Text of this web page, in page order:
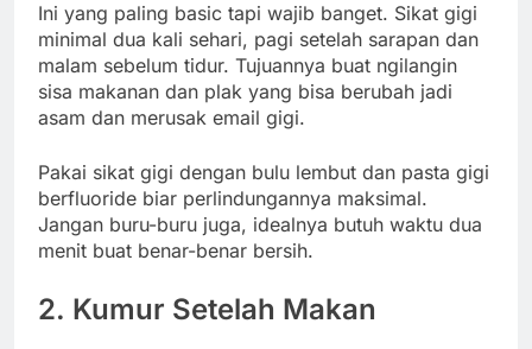
Ini yang paling basic tapi wajib banget. Sikat gigi
minimal dua kali sehari, pagi setelah sarapan dan
malam sebelum tidur. Tujuannya buat ngilangin
sisa makanan dan plak yang bisa berubah jadi
asam dan merusak email gigi.
Pakai sikat gigi dengan bulu lembut dan pasta gigi
berfluoride biar perlindungannya maksimal.
Jangan buru-buru juga, idealnya butuh waktu dua
menit buat benar-benar bersih.
2. Kumur Setelah Makan